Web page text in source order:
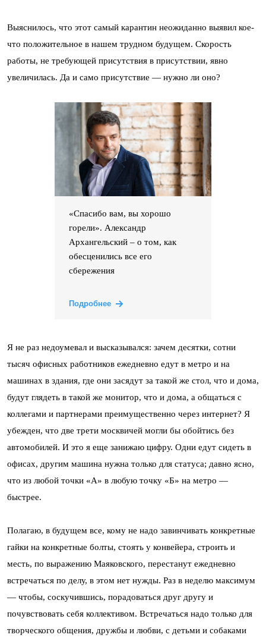
Выяснилось, что этот самый карантин неожиданно выявил кое-
что положительное в нашем трудном будущем. Скорость
работы, не требующей присутствия в присутствии, явно
увеличилась. Да и само присутствие — нужно ли оно?
«Спасибо вам, вы хорошо
горели». Александр
Архангельский – о том, как
обесценились все его
сбережения
Подробнее
Я не раз недоумевал и высказывался: зачем десятки, сотни
тысяч офисных работников ежедневно едут в метро и на
машинах в здания, где они засядут за такой же стол, что и дома,
будут глядеть в такой же монитор, что и дома, а общаться с
коллегами и партнерами преимущественно через интернет? Я
убежден, что две трети москвичей могли бы обойтись без
автомобилей. И это я еще занижаю цифру. Одни едут сидеть в
офисах, другим машина нужна только для статуса; давно ясно,
что из любой точки «А» в любую точку «Б» на метро —
быстрее.
Полагаю, в будущем все, кому не надо завинчивать конкретные
гайки на конкретные болты, стоять у конвейера, строить и
месть, по выражению Маяковского, перестанут ежедневно
встречаться по делу, в этом нет нужды. Раз в неделю максимум
— чтобы, соскучившись, порадоваться друг другу и
почувствовать себя коллективом. Встречаться надо только для
творческого общения, дружбы и любви, с детьми и собаками